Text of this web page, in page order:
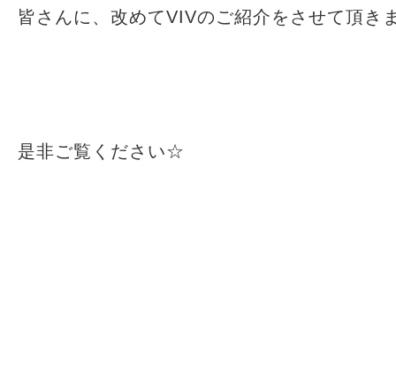
皆さんに、改めてVIVのご紹介をさせて頂き
是非ご覧ください☆